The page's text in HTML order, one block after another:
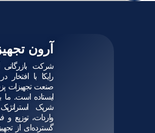
آرون
شرکت بازرگانی
رایکا با
صنعت تجهیزات
ایستاده است. ما
شریک
واردات، توزیع
گسترده‌ای از